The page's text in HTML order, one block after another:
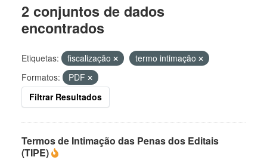
2 conjuntos de dados
encontrados
Etiquetas: fiscalização
termo intimação
Formatos:
PDF
Filtrar Resultados
Termos de Intimação das Penas dos Editais
(TIPE)